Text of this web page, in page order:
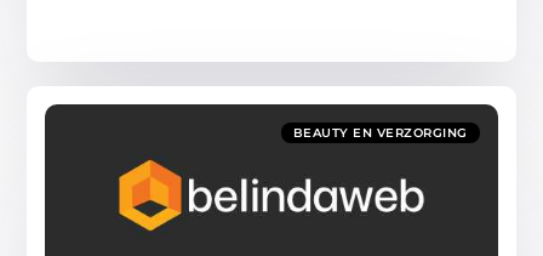
BEAUTY EN VERZORGING